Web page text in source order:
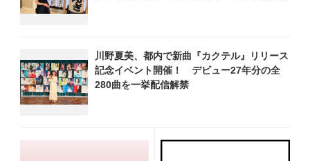
川野夏美、都内で新曲『カクテル』リリース
記念イベント開催！ デビュー27年分の全
280曲を一挙配信解禁